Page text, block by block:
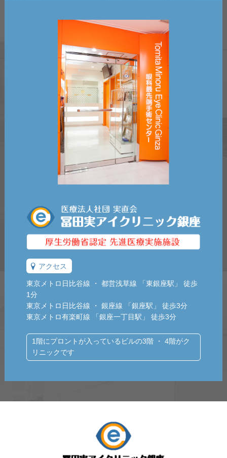
アクセス
東京メトロ日比谷線 ・ 都営浅草線 「東銀座駅」 徒歩
1分
東京メトロ日比谷線 ・ 銀座線 「銀座駅」 徒歩3分
東京メトロ有楽町線 「銀座一丁目駅」 徒歩3分
1階にプロントが入っているビルの3階 ・ 4階がク
リニックです